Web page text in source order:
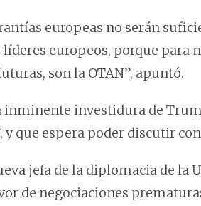
europeas no serán
líderes europeos, porque para
son la OTAN”, apuntó.
inminente investidura de
y que espera poder discutir
jefa de la diplomacia de la
de negociaciones